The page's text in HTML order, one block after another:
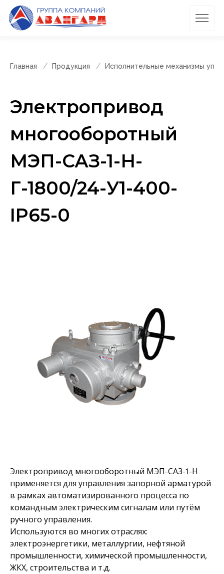
Главная Продукция Исполнительные механизмы
Электропривод
многооборотный
МЭП-САЗ-1-Н-
Г-1800/24-У1-400-
IP65-0
Электропривод многооборотный МЭП-САЗ-1-Н
применяется для управления запорной арматурой
в рамках автоматизированного процесса по
командным электрическим сигналам или путём
ручного управления.
Используются во многих отраслях:
электроэнергетики, металлургии, нефтяной
промышленности, химической промышленности,
ЖКХ, строительства и т.д.